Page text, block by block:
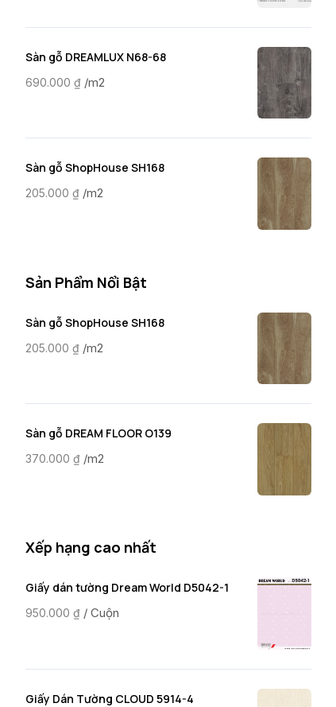
Sàn gỗ DREAMLUX N68-68
690.000 ₫ /m2
Sàn gỗ ShopHouse SH168
205.000 ₫ /m2
Sản Phẩm Nổi Bật
Sàn gỗ ShopHouse SH168
205.000 ₫ /m2
Sàn gỗ DREAM FLOOR O139
370.000 ₫ /m2
Xếp hạng cao nhất
Giấy dán tường Dream World D5042-1
950.000 ₫ / Cuộn
Giấy Dán Tường CLOUD 5914-4